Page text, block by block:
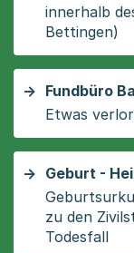
innerhalb
Bettingen)
Fundbüro
Etwas
Geburt -
zu den
Todesfall